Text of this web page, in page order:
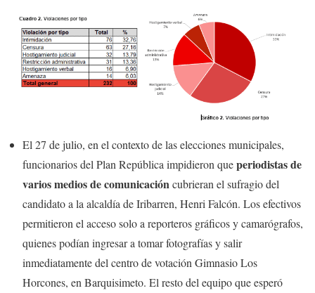
El 27 de julio, en el contexto de las elecciones municipales,
funcionarios del Plan República impidieron queperiodistas de
varios medios de comunicacióncubrieran el sufragio del
candidato a la alcaldía de Iribarren, Henri Falcón. Los efectivos
permitieron el acceso solo a reporteros gráficos y camarógrafos,
quienes podían ingresar a tomar fotografías y salir
inmediatamente del centro de votación Gimnasio Los
Horcones, en Barquisimeto. El resto del equipo que esperó